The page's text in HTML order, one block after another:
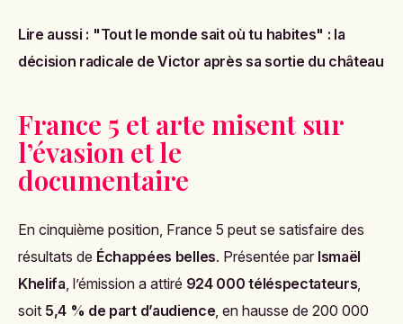
Lire aussi : "Tout le monde sait où tu habites" : la
décision radicale de Victor après sa sortie du château
France 5 et arte misent sur
l’évasion et le
documentaire
En cinquième position, France 5 peut se satisfaire des
résultats de Échappées belles. Présentée par Ismaël
Khelifa , l’émission a attiré 924 000 téléspectateurs
soit 5,4 % de part d’audience , en hausse de 200 000